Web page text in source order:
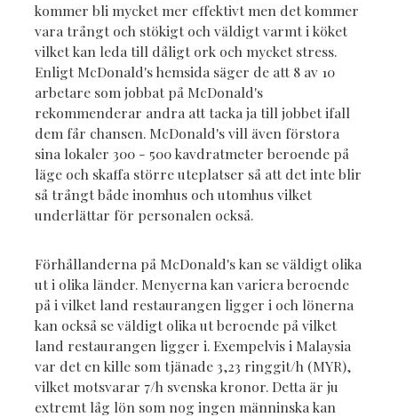
kommer bli mycket mer effektivt men det kommer
vara trångt och stökigt och väldigt varmt i köket
vilket kan leda till dåligt ork och mycket stress.
Enligt McDonald's hemsida säger de att 8 av 10
arbetare som jobbat på McDonald's
rekommenderar andra att tacka ja till jobbet ifall
dem får chansen. McDonald's vill även förstora
sina lokaler 300 - 500 kavdratmeter beroende på
läge och skaffa större uteplatser så att det inte blir
så trångt både inomhus och utomhus vilket
underlättar för personalen också.
Förhållanderna på McDonald's kan se väldigt olika
ut i olika länder. Menyerna kan variera beroende
på i vilket land restaurangen ligger i och lönerna
kan också se väldigt olika ut beroende på vilket
land restaurangen ligger i. Exempelvis i Malaysia
var det en kille som tjänade 3,23 ringgit/h (MYR),
vilket motsvarar 7/h svenska kronor. Detta är ju
extremt låg lön som nog ingen männinska kan